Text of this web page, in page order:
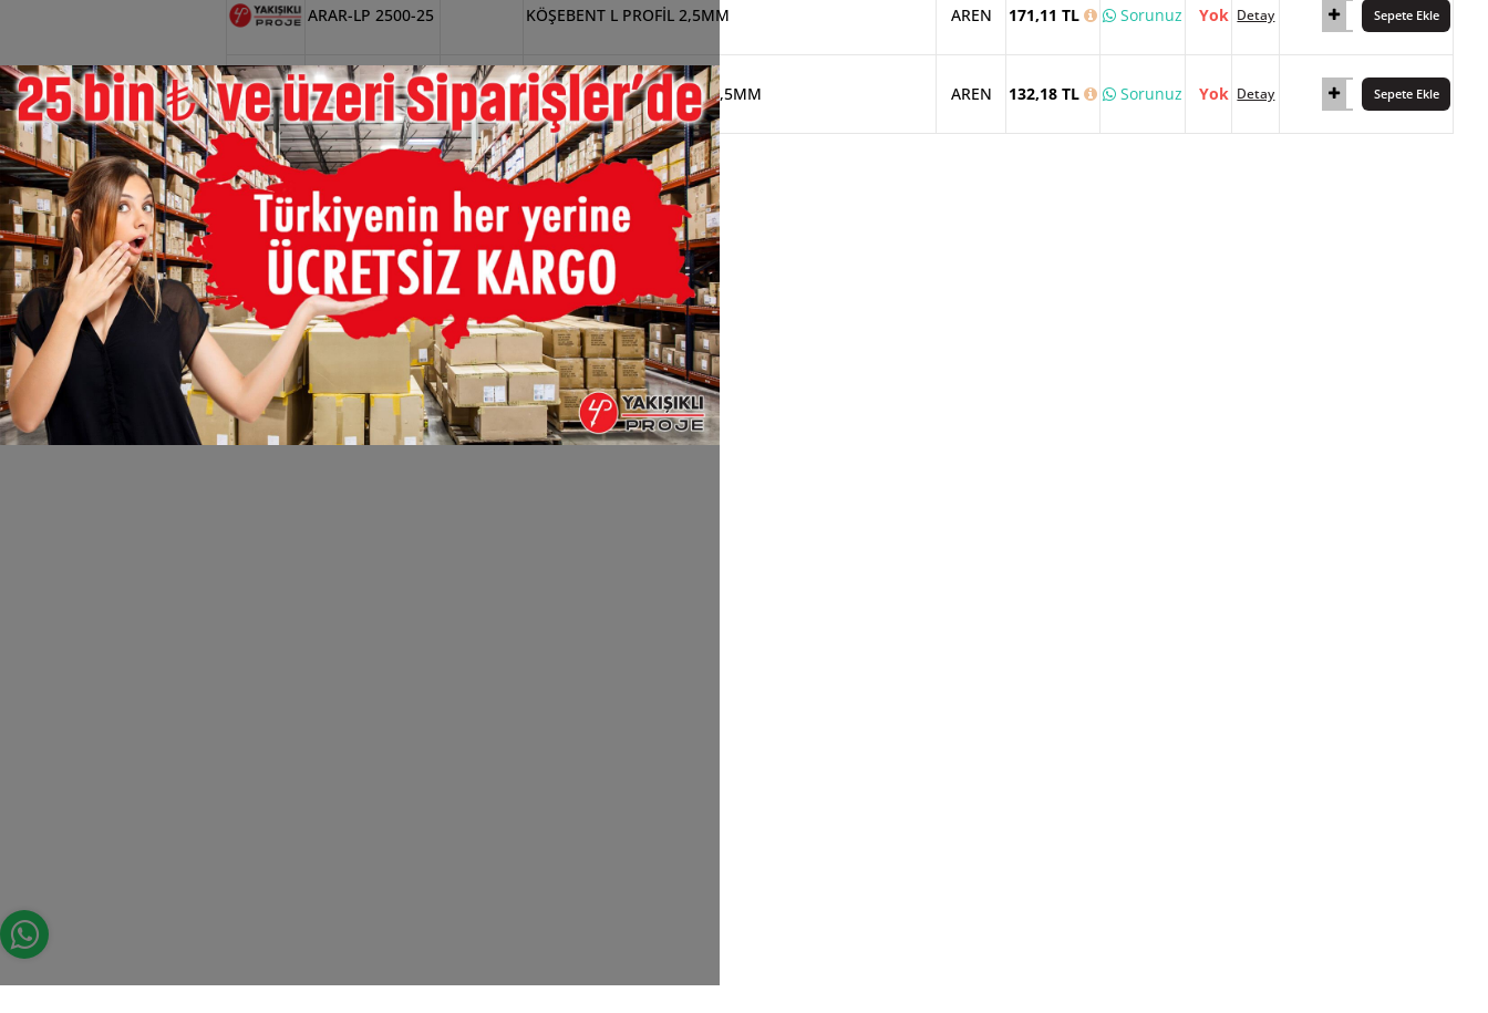
ARAR-LP 2500-25 KÖŞEBENT L PROFİL 2,5MM AREN 171,11 TL Sorunuz Yok Detay Sepete Ekle
ARAR-UP 2500-15 U PROFİL KABLO KANALI 1,5MM AREN 132,18 TL Sorunuz Yok Detay Sepete Ekle
×